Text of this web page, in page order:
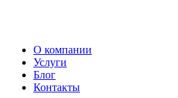
О компании
Услуги
Блог
Контакты